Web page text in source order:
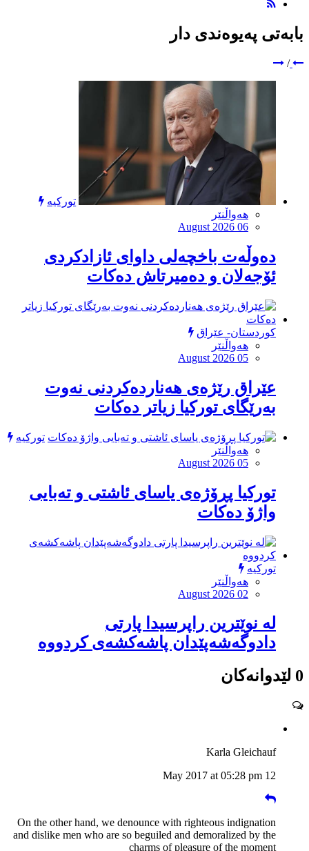
بابەتی پەیوەندی دار
/
تورکیە
هەواڵنێر
August 2026 06
دەوڵەت باخچەلی داوای ئازادکردی
ئۆجەلان و دەمیرتاش دەکات
کوردستان- عێراق
هەواڵنێر
August 2026 05
عێراق رێژەی هەناردەکردنی نەوت
بەرێگای تورکیا زیاتر دەکات
تورکیە
هەواڵنێر
August 2026 05
توركیا پڕۆژەی یاسای ئاشتی و تەبایی
واژۆ دەكات
تورکیە
هەواڵنێر
August 2026 02
لە نوێترین راپرسیدا پارتی
دادوگەشەپێدان پاشەكشەی كردووە
0 لێدوانەکان
Karla Gleichauf
12 May 2017 at 05:28 pm
On the other hand, we denounce with righteous indignation
and dislike men who are so beguiled and demoralized by the
charms of pleasure of the moment